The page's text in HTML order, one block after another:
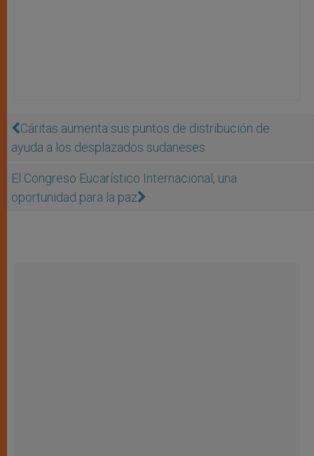
Cáritas aumenta sus puntos de distribución de
ayuda a los desplazados sudaneses
El Congreso Eucarístico Internacional, una
oportunidad para la paz